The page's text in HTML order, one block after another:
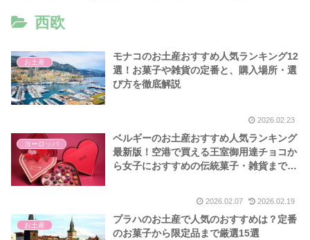
西欧
お土産
モナコのお土産おすすめ人気ランキング12
選！お菓子や雑貨の定番と、購入場所・選
び方を徹底解説
2026.02.23
ヨーロッパ
ベルギーのお土産おすすめ人気ランキング
最新版！空港で買える王室御用達チョコか
ら女子におすすめの伝統菓子・雑貨まで厳
2026.02.07 2026.02.19
お土産
プラハのお土産で人気のおすすめは？定番
のお菓子から限定品まで厳選15選